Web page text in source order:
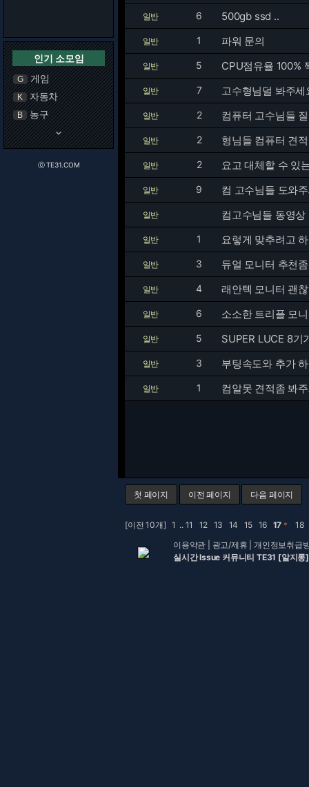
인기 소모임
G 게임
K 자동차
B 농구
keyboard_arrow_down
ⓒ TE31.COM
일반 6 500gb ssd ..
일반 1 파워 문의
일반 5 CPU점유율 100%
일반 7 고수형님덜 봐주세
일반 2 컴퓨터 고수님들
일반 2 형님들 컴퓨터 견
일반 2 요고 대체할 수 있
일반 9 컴 고수님들 도와
일반 컴고수님들 동영
일반 1 요렇게 맞추려고
일반 3 듀얼 모니터 추천좀
일반 4 래안텍 모니터 괜
일반 6 소소한 트리플 모
일반 5 SUPER LUCE 8기
일반 3 부팅속도와 추가
일반 1 컴알못 견적좀 봐
첫 페이지 이전 페이지 다음 페이지
[이전 10개] 1 ..11 12 13 14 15 16 17 ＊ 18
이용약관
광고/제휴 |개인정보취급
실시간 Issue 커뮤니티 TE31 [알지